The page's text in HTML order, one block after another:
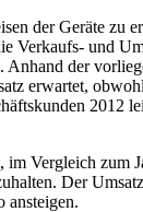
der Geräte zu
Verkaufs- und
Anhand der
erwartet,
2012
Vergleich zum
Der
ansteigen.